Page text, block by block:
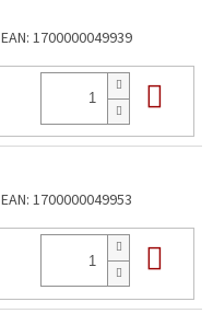
EAN: 1700000049939
EAN: 1700000049953